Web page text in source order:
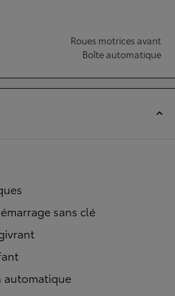
Roues motrices avant
Boîte automatique
sans clé
automatique